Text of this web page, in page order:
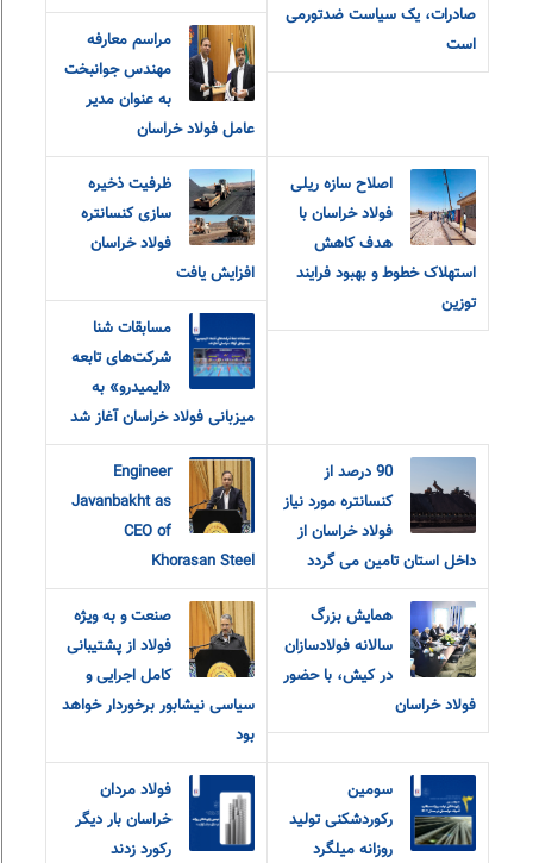
صادرات، یک سیاست ضدتورمی
است
مراسم معارفه
مهندس جوانبخت
به عنوان مدیر
عامل فولاد خراسان
اصلاح سازه ریلی
فولاد خراسان با
هدف کاهش
استهلاک خطوط و بهبود فرایند
توزین
ظرفیت ذخیره
سازی کنسانتره
فولاد خراسان
افزایش یافت
مسابقات شنا
شرکت‌های تابعه
«ایمیدرو» به
میزبانی فولاد خراسان آغاز شد
90 درصد از
کنسانتره مورد نیاز
فولاد خراسان از
داخل استان تامین می گردد
Engineer
Javanbakht as
CEO of
Khorasan Steel
همایش بزرگ
سالانه فولادسازان
در کیش، با حضور
فولاد خراسان
صنعت و به ویژه
فولاد از پشتیبانی
کامل اجرایی و
سیاسی نیشابور برخوردار خواهد
بود
سومین
رکوردشکنی تولید
روزانه میلگرد
فولاد مردان
خراسان بار دیگر
رکورد زدند